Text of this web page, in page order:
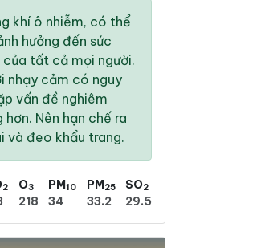
33 °
/39 °
9 %
khí ô nhiễm, có thể
hưởng đến sức
của tất cả mọi người.
nhạy cảm có nguy
vấn đề nghiêm
hơn. Nên hạn chế ra
và đeo khẩu trang.
2 O3
218
PM10
34
PM25
33.2
SO2
29.5